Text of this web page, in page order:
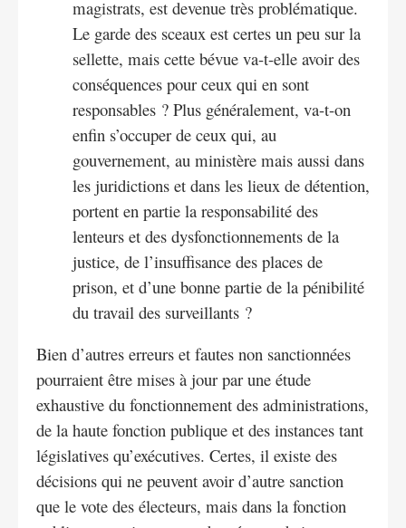
magistrats, est devenue très problématique.
Le garde des sceaux est certes un peu sur la
sellette, mais cette bévue va-t-elle avoir des
conséquences pour ceux qui en sont
responsables ? Plus généralement, va-t-on
enfin s’occuper de ceux qui, au
gouvernement, au ministère mais aussi dans
les juridictions et dans les lieux de détention,
portent en partie la responsabilité des
lenteurs et des dysfonctionnements de la
justice, de l’insuffisance des places de
prison, et d’une bonne partie de la pénibilité
du travail des surveillants ?
Bien d’autres erreurs et fautes non sanctionnées
pourraient être mises à jour par une étude
exhaustive du fonctionnement des administrations,
de la haute fonction publique et des instances tant
législatives qu’exécutives. Certes, il existe des
décisions qui ne peuvent avoir d’autre sanction
que le vote des électeurs, mais dans la fonction